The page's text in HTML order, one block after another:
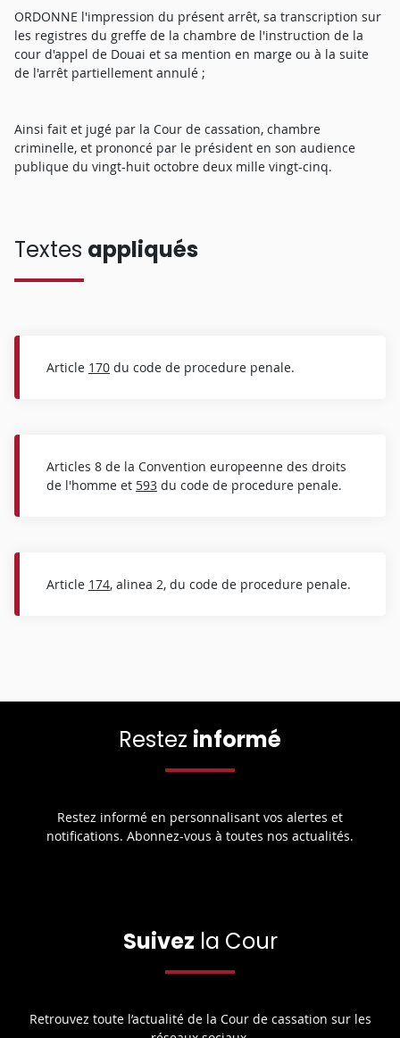
ORDONNE l'impression du présent arrêt, sa transcription sur
les registres du greffe de la chambre de l'instruction de la
cour d'appel de Douai et sa mention en marge ou à la suite
de l'arrêt partiellement annulé ;
Ainsi fait et jugé par la Cour de cassation, chambre
criminelle, et prononcé par le président en son audience
publique du vingt-huit octobre deux mille vingt-cinq.
Textes appliqués
Article 170 du code de procedure penale.
Articles 8 de la Convention europeenne des droits
de l'homme et 593 du code de procedure penale.
Article 174, alinea 2, du code de procedure penale.
Restez informé
Restez informé en personnalisant vos alertes et
notifications. Abonnez-vous à toutes nos actualités.
Suivez la Cour
Retrouvez toute l’actualité de la Cour de cassation sur les